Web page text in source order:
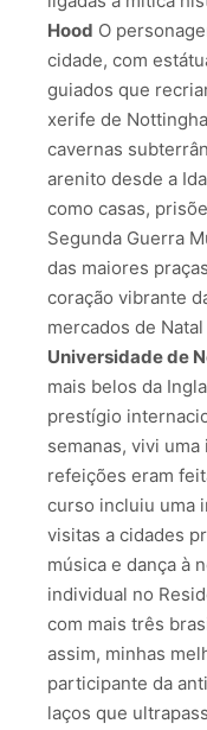
Hood O
cidade, com
guiados que
xerife de
cavernas
arenito desde a
como casas,
Segunda Guerra
das maiores
coração vibrante
mercados de
Universidade de
mais belos da
prestígio
semanas, vivi
refeições eram
curso incluiu uma
visitas a cidades
música e dança à
individual no
com mais três
assim, minhas
participante da
laços que